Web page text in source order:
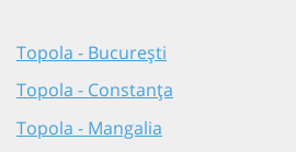
Topola - București
Topola - Constanța
Topola - Mangalia